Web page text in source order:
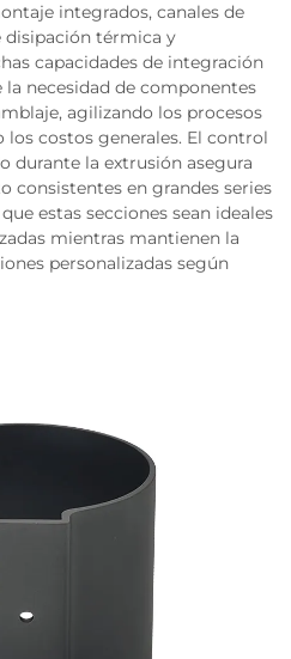
integrados, canales de
disipación térmica y
capacidades de integración
necesidad de componentes
agilizando los procesos
costos generales. El control
durante la extrusión asegura
consistentes en grandes series
estas secciones sean ideales
mientras mantienen la
personalizadas según